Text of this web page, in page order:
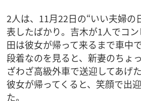
2人は、11月22日の“いい夫婦の
表したばかり。吉木が1人でコ
田は彼女が帰って来るまで車中
段着なのを見ると、新妻のちょ
ざわざ高級外車で送迎してあげ
彼女が帰ってくると、笑顔で出
た。